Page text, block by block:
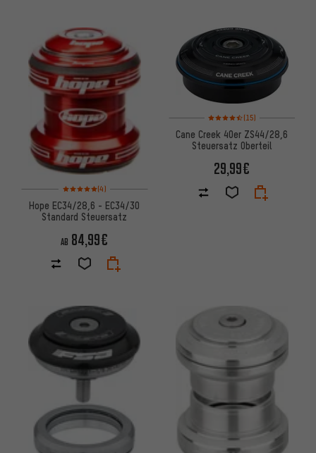
Bewertungen: 5 von 5 basierend auf 4 Bewertungen
(4)
Hope EC34/28,6 - EC34/30
Standard Steuersatz
AB 84,99€
Bewertungen: 4,5 von 5
(15)
Cane Creek 40er ZS44/28,6
Steuersatz Oberteil
29,99€